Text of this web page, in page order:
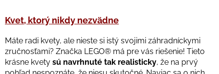
Kvet, ktorý nikdy nezvädne
Máte radi kvety, ale nieste si istý svojimi záhradníckymi
zručnosťami? Značka LEGO® má pre vás riešenie! Tieto
krásne kvety sú navrhnuté tak realisticky, že na prvý